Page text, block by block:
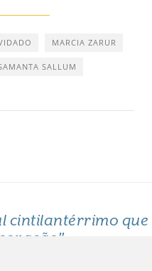
MARCIA ZARUR
SALLUM
cintilantérrimo que